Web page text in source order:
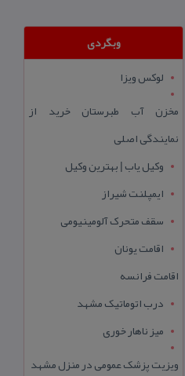
وبگردی
لوکس ویزا
مخزن آب طبرستان خرید از
نمایندگی اصلی
وکیل یاب | بهترین وکیل
ایمپلنت شیراز
سقف متحرک آلومینیومی
اقامت یونان
اقامت فرانسه
درب اتوماتیک مشهد
میز ناهار خوری
ویزیت پزشک عمومی در منزل مشهد